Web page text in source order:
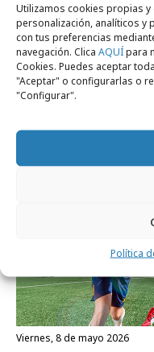
Utilizamos cookies propias
personalización, analíticos y
con tus preferencias
navegación. Clica AQUÍpara
Cookies. Puedes aceptar
"Aceptar" o configurarlas o
"Configurar".
Política
viernes, 22 de mayo 2026
Agencias
mejora la
Campañas
viernes, 8 de mayo 2026